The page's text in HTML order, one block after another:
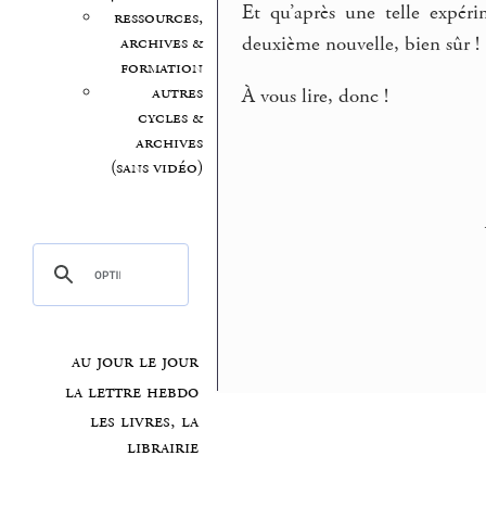
ressources,
archives &
formation
autres
cycles &
archives
(sans vidéo)
au jour le jour
la lettre hebdo
les livres, la
librairie
Et qu’après une telle
deuxième nouvelle, bien sûr !
À vous lire, donc !